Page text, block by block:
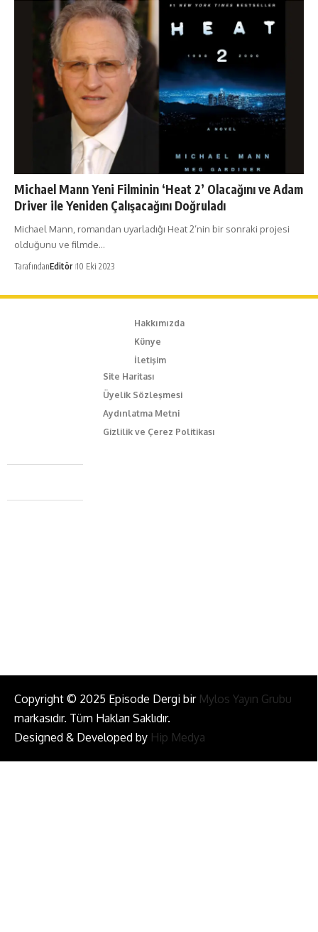
Michael Mann Yeni Filminin ‘Heat 2’ Olacağını ve Adam
Driver ile Yeniden Çalışacağını Doğruladı
Michael Mann, romandan uyarladığı Heat 2’nin bir sonraki projesi
olduğunu ve filmde…
TarafındanEditör 10 Eki 2023
Hakkımızda
Künye
İletişim
Site Haritası
Üyelik Sözleşmesi
Aydınlatma Metni
Gizlilik ve Çerez Politikası
Caferağa Mah. Dr. Şakir Paşa Sok. No3/A Kadıköy İstanbul
+90 543 345 46 00
Copyright © 2025 Episode Dergi bir Mylos Yayın Grubu
markasıdır. Tüm Hakları Saklıdır.
Designed & Developed by Hip Medya